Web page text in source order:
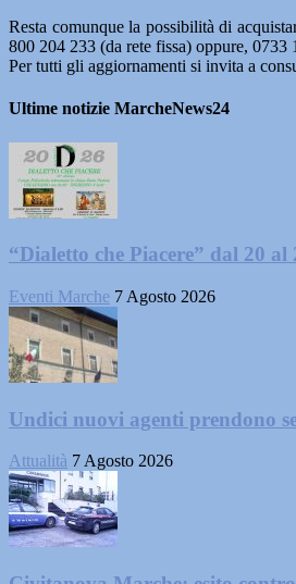
Resta comunque la possibilità di
800 204 233 (da rete fissa) oppure, 0733
Per tutti gli aggiornamenti si invita a
Ultime notizie MarcheNews24
“Dialetto che Piacere” dal 20 al
Eventi Marche 7 Agosto 2026
Undici nuovi agenti prendono
Attualità 7 Agosto 2026